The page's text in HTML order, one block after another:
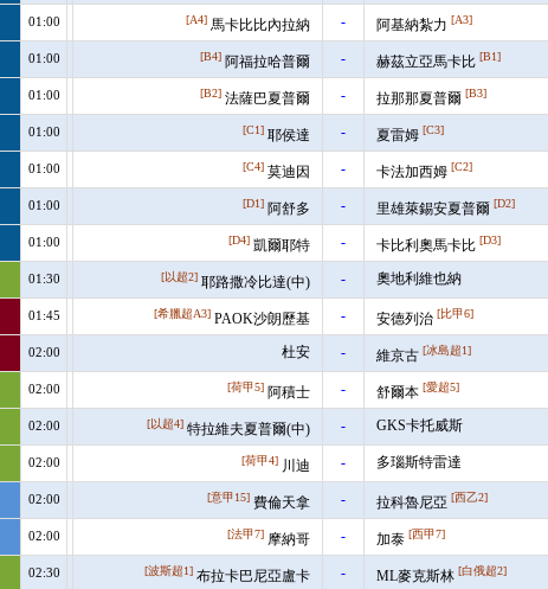
01:00 [A4] 馬卡比比內拉納 - 阿基納紮力 [A3]
01:00 [B4] 阿福拉哈普爾 - 赫茲立亞馬卡比 [B1]
01:00 [B2] 法薩巴夏普爾 - 拉那那夏普爾 [B3]
01:00 [C1] 耶侯達 - 夏雷姆 [C3]
01:00 [C4] 莫迪因 - 卡法加西姆 [C2]
01:00 [D1] 阿舒多 - 里雄萊錫安夏普爾 [D2]
01:00 [D4] 凱爾耶特 - 卡比利奧馬卡比 [D3]
01:30 [以超2] 耶路撒冷比達(中) - 奧地利維也納
01:45 [希臘超A3] PAOK沙朗歷基 - 安德列治 [比甲6]
02:00 杜安 - 維京古 [冰島超1]
02:00 [荷甲5] 阿積士 - 舒爾本 [愛超5]
02:00 [以超4] 特拉維夫夏普爾(中) - GKS卡托威斯
02:00 [荷甲4] 川迪 - 多瑙斯特雷達
02:00 [意甲15] 費倫天拿 - 拉科魯尼亞 [西乙2]
02:00 [法甲7] 摩納哥 - 加泰 [西甲7]
02:30 [波斯超1] 布拉卡巴尼亞盧卡 - ML麥克斯林 [白俄超2]